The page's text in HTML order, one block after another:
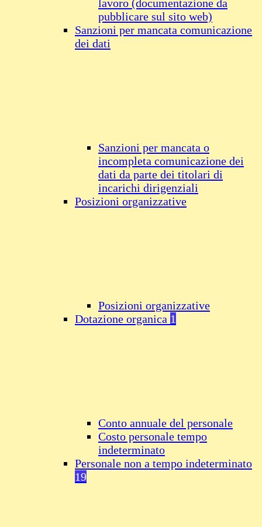
lavoro (documentazione da
pubblicare sul sito web)
Sanzioni per mancata comunicazione
dei dati
Sanzioni per mancata o
incompleta comunicazione dei
dati da parte dei titolari di
incarichi dirigenziali
Posizioni organizzative
Posizioni organizzative
Dotazione organica 1
Conto annuale del personale
Costo personale tempo
indeterminato
Personale non a tempo indeterminato
19